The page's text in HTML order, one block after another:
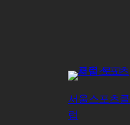
서울스포츠클
럽